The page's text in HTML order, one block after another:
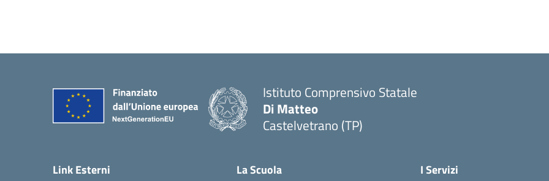
Istituto Comprensivo Statale
Di Matteo
Castelvetrano (TP)
Link Esterni La Scuola I Servizi